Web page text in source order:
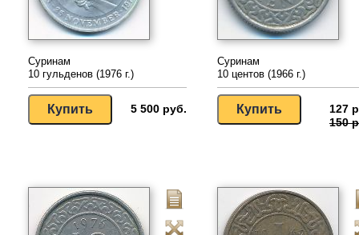
Суринам
10 гульденов (1976 г.)
5 500 руб.
Суринам
10 центов (1966 г.)
127
150